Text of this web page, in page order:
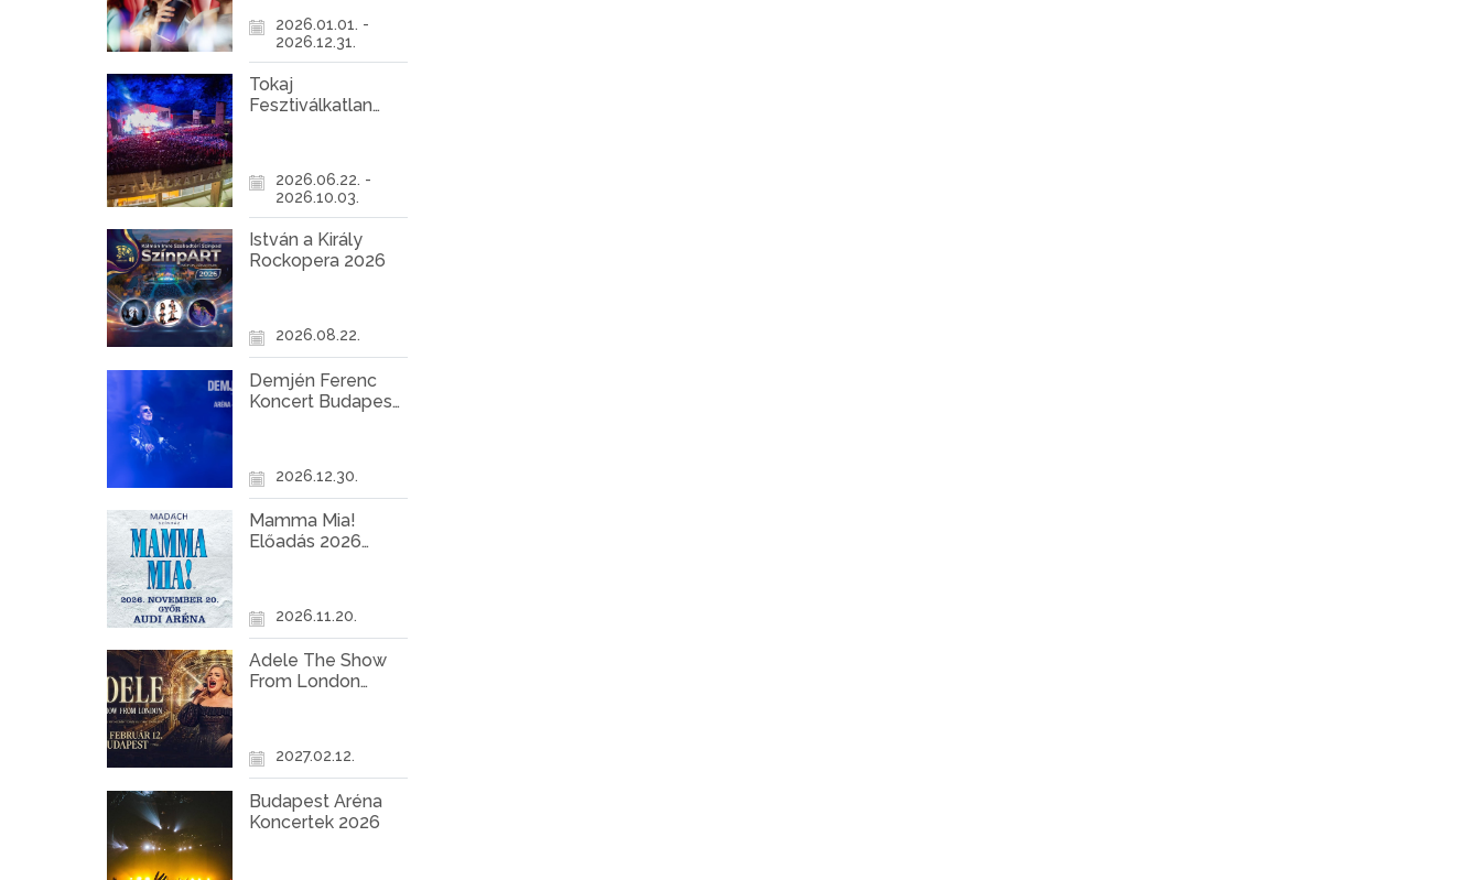
2026.01.01. -
2026.12.31.
Tokaj
Fesztiválkatlan
2026.06.22. -
2026.10.03.
István a Király
Rockopera 2026
2026.08.22.
Demjén Ferenc
Koncert Budapest
2026.12.30.
Mamma Mia!
Előadás 2026
2026.11.20.
Adele The Show
From London
2027.02.12.
Budapest Aréna
Koncertek 2026